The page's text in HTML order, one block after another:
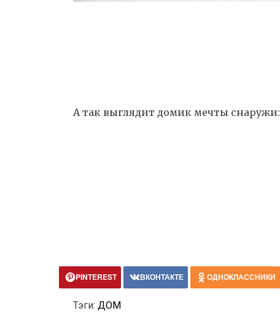
А так выглядит домик мечты снаружи:
PINTEREST ВКОНТАКТЕ ОДНОКЛАССНИКИ
Тэги: ДОМ